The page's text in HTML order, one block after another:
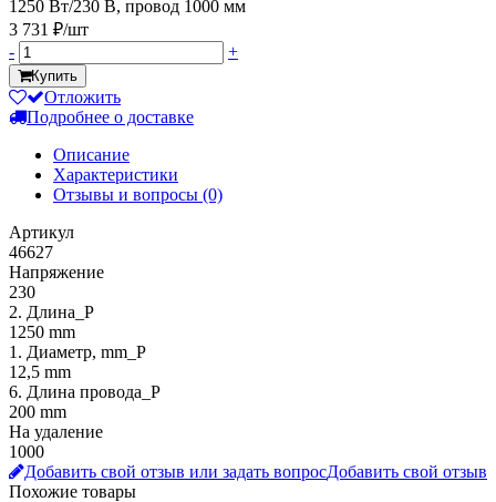
1250 Вт/230 В, провод 1000 мм
3 731 ₽/шт
-
+
Купить
Отложить
Подробнее о доставке
Описание
Характеристики
Отзывы и вопросы (0)
Артикул
46627
Напряжение
230
2. Длина_P
1250 mm
1. Диаметр, mm_P
12,5 mm
6. Длина провода_P
200 mm
На удаление
1000
Добавить свой отзыв или задать вопросДобавить свой отзыв
Похожие товары